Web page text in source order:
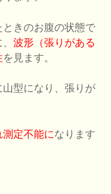
きのお腹の状態で
、波形（張りがある
を見ます。
型になり、張りが
定不能になります